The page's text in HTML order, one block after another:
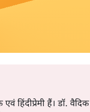
एवं हिंदीप्रेमी हैं। डॉ.